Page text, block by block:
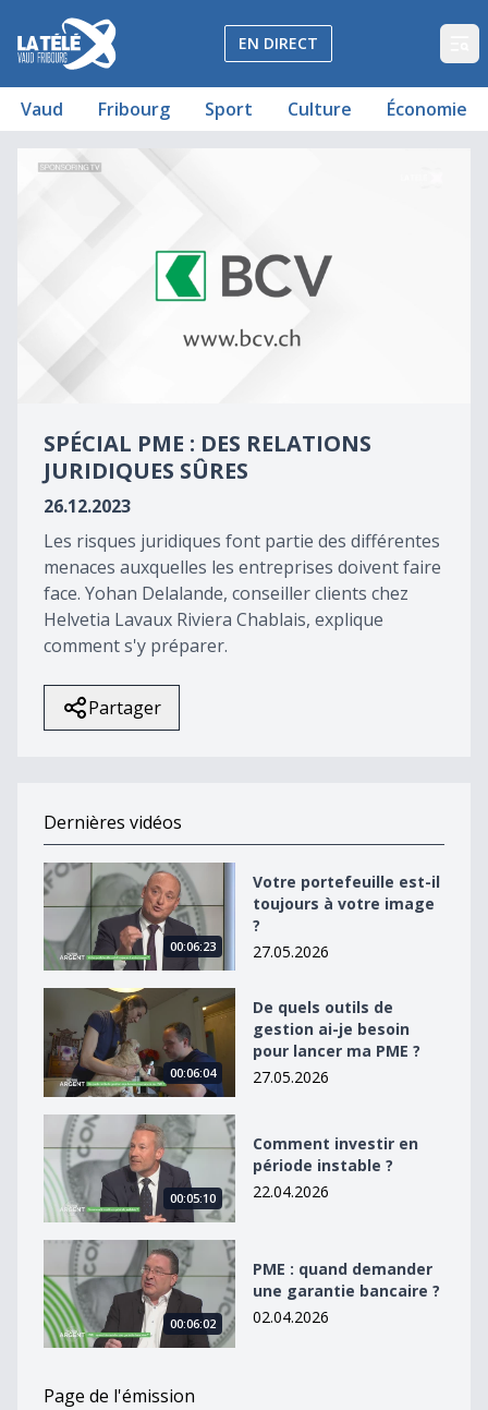
La Télé - Télévision régionale Vaud et Fribourg
EN DIRECT
Vaud Fribourg Sport Culture Économie
Des relations juridiquement sûres
Spécial PME : Des relations juridiques sûres
seconds
seconds
SPÉCIAL PME : DES RELATIONS
JURIDIQUES SÛRES
26.12.2023
Les risques juridiques font partie des différentes
menaces auxquelles les entreprises doivent faire
face. Yohan Delalande, conseiller clients chez
Helvetia Lavaux Riviera Chablais, explique
comment s'y préparer.
Partager
Dernières vidéos
Votre portefeuille est-il toujours à votre image ?
00:06:23
Votre portefeuille est-il
toujours à votre image
?
27.05.2026
De quels outils de gestion ai-je besoin pour lancer ma
00:06:04
De quels outils de
gestion ai-je besoin
pour lancer ma PME ?
27.05.2026
Comment investir en période instable ?
00:05:10
Comment investir en
période instable ?
22.04.2026
PME : quand demander une garantie bancaire ?
00:06:02
PME : quand demander
une garantie bancaire ?
02.04.2026
Page de l'émission